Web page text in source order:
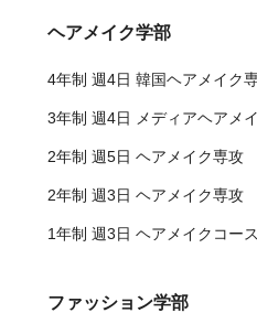
ヘアメイク学部
4年制 週4日 韓国ヘアメイク
3年制 週4日 メディアヘアメ
2年制 週5日 ヘアメイク専攻
2年制 週3日 ヘアメイク専攻
1年制 週3日 ヘアメイクコース
ファッション学部